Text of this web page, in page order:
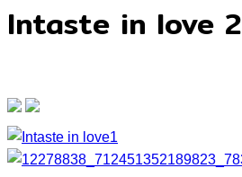
Intaste in love 2